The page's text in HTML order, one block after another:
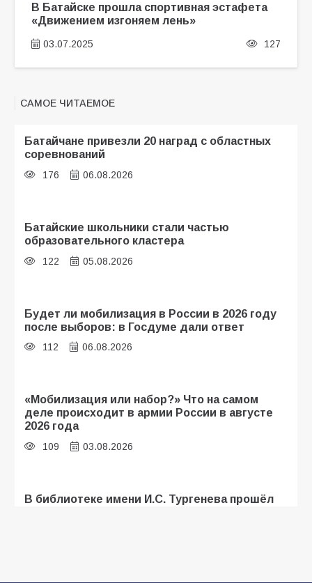
В Батайске прошла спортивная эстафета
«Движением изгоняем лень»
03.07.2025 127
САМОЕ ЧИТАЕМОЕ
Батайчане привезли 20 наград с областных
соревнований
176 06.08.2026
Батайские школьники стали частью
образовательного кластера
122 05.08.2026
Будет ли мобилизация в России в 2026 году
после выборов: в Госдуме дали ответ
112 06.08.2026
«Мобилизация или набор?» Что на самом
деле происходит в армии России в августе
2026 года
109 03.08.2026
В библиотеке имени И.С. Тургенева прошёл